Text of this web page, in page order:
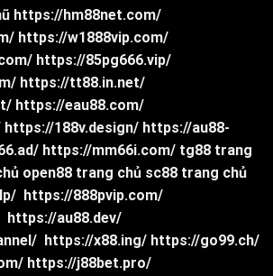
https://hm88net.com/
https://w1888vip.com/
https://85pg666.vip/
https://tt88.in.net/
https://eau88.com/
https://188v.design/ https://au88-
https://mm66i.com/ tg88 trang
open88 trang chủ sc88 trang chủ
https://888pvip.com/
https://au88.dev/
https://x88.ing/ https://go99.ch/
https://j88bet.pro/